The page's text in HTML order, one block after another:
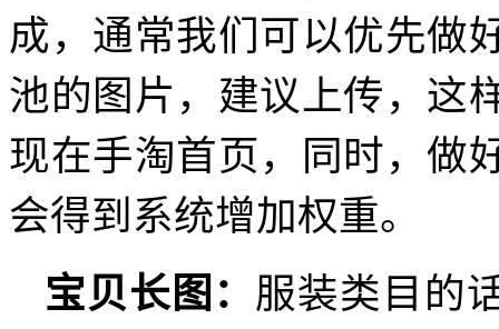
成，通常我们可以优先做
池的图片，建议上传，这
现在手淘首页，同时，做
会得到系统增加权重。
宝贝长图： 服装类目的